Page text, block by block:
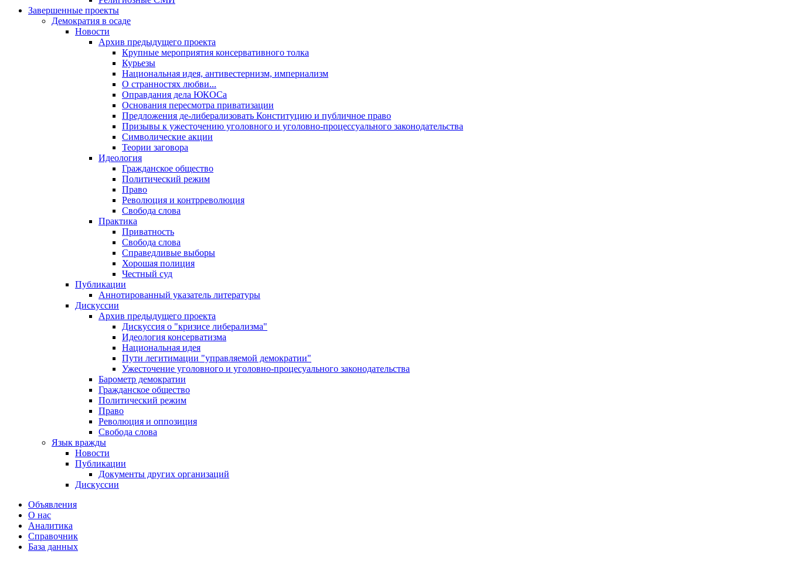
Завершенные проекты
Демократия в осаде
Новости
Архив предыдущего проекта
Крупные мероприятия консервативного толка
Курьезы
Национальная идея, антивестернизм, империализм
О странностях любви...
Оправдания дела ЮКОСа
Основания пересмотра приватизации
Предложения де-либерализовать Конституцию и публичное право
Призывы к ужесточению уголовного и уголовно-процессуального законодательства
Символические акции
Теории заговора
Идеология
Гражданское общество
Политический режим
Право
Революция и контрреволюция
Свобода слова
Практика
Приватность
Свобода слова
Справедливые выборы
Хорошая полиция
Честный суд
Публикации
Аннотированный указатель литературы
Дискуссии
Архив предыдущего проекта
Дискуссия о "кризисе либерализма"
Идеология консерватизма
Национальная идея
Пути легитимации "управляемой демократии"
Ужесточение уголовного и уголовно-процесуального законодательства
Барометр демократии
Гражданское общество
Политический режим
Право
Революция и оппозиция
Свобода слова
Язык вражды
Новости
Публикации
Документы других организаций
Дискуссии
Объявления
О нас
Аналитика
Справочник
База данных